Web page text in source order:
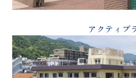
アクティブ